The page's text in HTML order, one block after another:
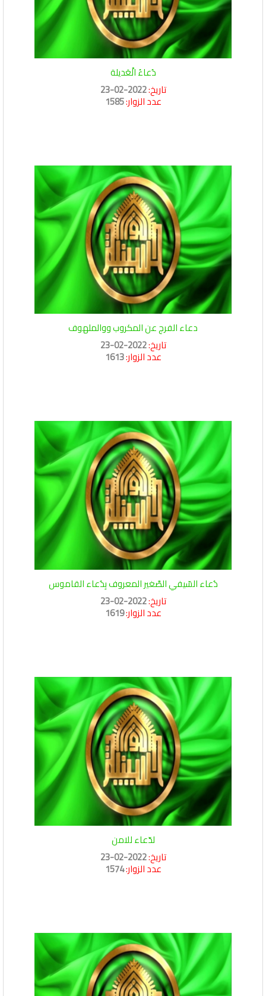
دُعاءُ الْعَديلة
تاريخ:2022-02-23
عدد الزوار:1585
دعاء الفرج عن المكروب ووالملهوف
تاريخ:2022-02-23
عدد الزوار:1613
دُعاء السّيفي الصَّغير المعروف بِدُعاء القاموس
تاريخ:2022-02-23
عدد الزوار:1619
لدّعاء للامن
تاريخ:2022-02-23
عدد الزوار:1574